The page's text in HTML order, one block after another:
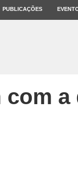
PUBLICAÇÕES
a